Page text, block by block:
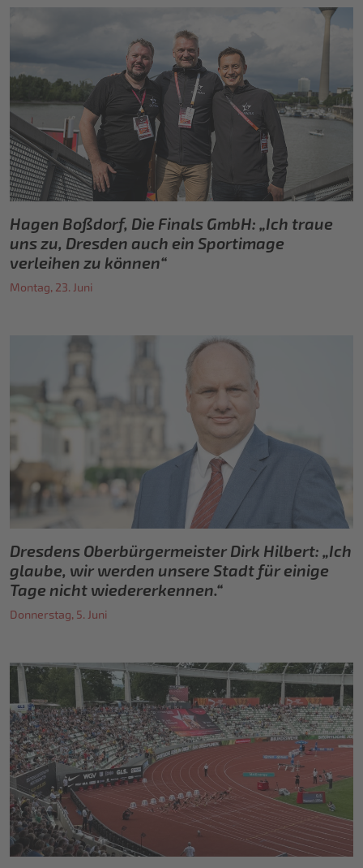
Hagen Boßdorf, Die Finals GmbH: „Ich traue
uns zu, Dresden auch ein Sportimage
verleihen zu können“
Montag, 23. Juni
Dresdens Oberbürgermeister Dirk Hilbert: „Ich
glaube, wir werden unsere Stadt für einige
Tage nicht wiedererkennen.“
Donnerstag, 5. Juni